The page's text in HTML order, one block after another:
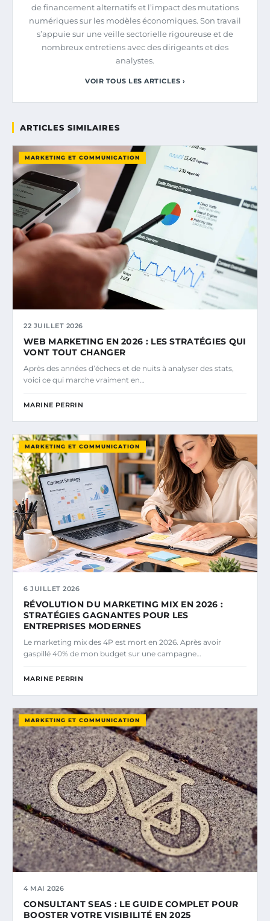
de financement alternatifs et l’impact des mutations
numériques sur les modèles économiques. Son travail
s’appuie sur une veille sectorielle rigoureuse et de
nombreux entretiens avec des dirigeants et des
analystes.
VOIR TOUS LES ARTICLES ›
ARTICLES SIMILAIRES
MARKETING ET COMMUNICATION
22 JUILLET 2026
WEB MARKETING EN 2026 : LES STRATÉGIES QUI
VONT TOUT CHANGER
Après des années d’échecs et de nuits à analyser des stats,
voici ce qui marche vraiment en…
MARINE PERRIN
MARKETING ET COMMUNICATION
6 JUILLET 2026
RÉVOLUTION DU MARKETING MIX EN 2026 :
STRATÉGIES GAGNANTES POUR LES
ENTREPRISES MODERNES
Le marketing mix des 4P est mort en 2026. Après avoir
gaspillé 40% de mon budget sur une campagne…
MARINE PERRIN
MARKETING ET COMMUNICATION
4 MAI 2026
CONSULTANT SEAS : LE GUIDE COMPLET POUR
BOOSTER VOTRE VISIBILITÉ EN 2025